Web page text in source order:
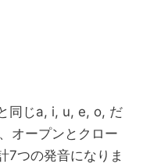
同じa, i, u, e, o, だ
オープンとクロー
7つの発音になりま